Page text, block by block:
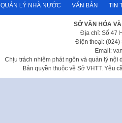
QUẢN LÝ NHÀ NƯỚC VĂN BẢN TIN
SỞ VĂN HÓA
Địa chỉ: Số 47
Điện thoại: (024)
Email:
Chịu trách nhiệm phát ngôn và quản lý nội
Bản quyền thuộc về Sở VHTT. Yêu